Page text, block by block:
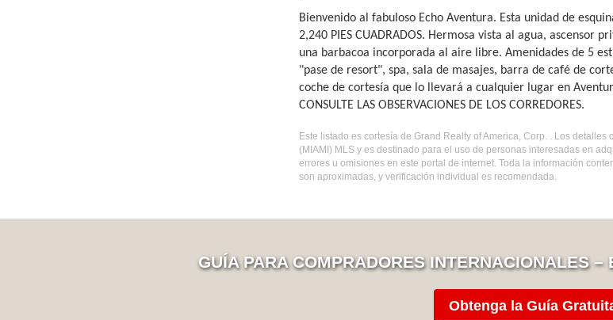
Bienvenido al fabuloso Echo Aventura. Esta unidad de
2,240 PIES CUADRADOS. Hermosa vista al agua,
una barbacoa incorporada al aire libre. Amenidades de 5
"pase de resort", spa, sala de masajes, barra de café de
coche de cortesía que lo llevará a cualquier lugar en
CONSULTE LAS OBSERVACIONES DE LOS CORREDORES.
Este listado es cortesía de Grand Realty of America, Corp. . Los
(MIAMI) MLS y es destinado para el uso de personas interesadas en
errores u omisiones en este portal de internet. Toda la información
son aproximadas, y verificación individual es recomendada.
GUÍA PARA COMPRADORES INTERNACIONALES
Obtenga la Guía